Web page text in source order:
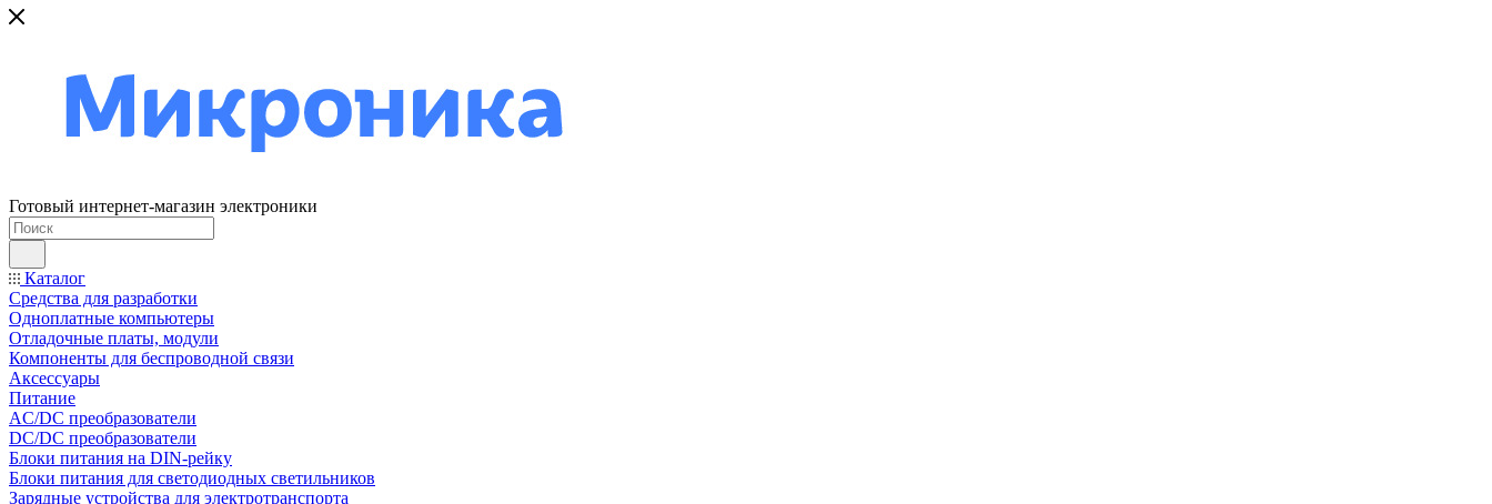
Готовый интернет-магазин электроники
Каталог
Средства для разработки
Одноплатные компьютеры
Отладочные платы, модули
Компоненты для беспроводной связи
Аксессуары
Питание
AC/DC преобразователи
DC/DC преобразователи
Блоки питания на DIN-рейку
Блоки питания для светодиодных светильников
Зарядные устройства для электротранспорта